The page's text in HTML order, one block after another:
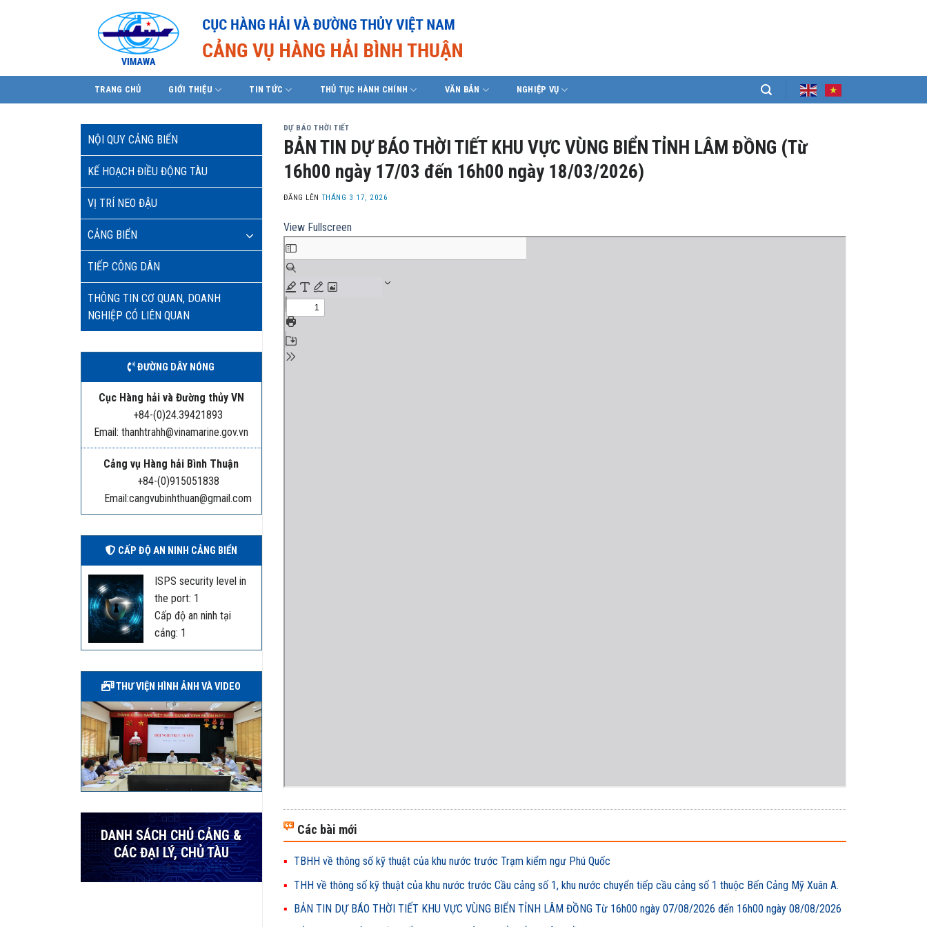
TRANG CHỦ GIỚI THIỆU TIN TỨC THỦ TỤC HÀNH CHÍNH VĂN BẢN NGHIỆP VỤ
NỘI QUY CẢNG BIỂN
KẾ HOẠCH ĐIỀU ĐỘNG TÀU
VỊ TRÍ NEO ĐẬU
CẢNG BIỂN
TIẾP CÔNG DÂN
THÔNG TIN CƠ QUAN, DOANH
NGHIỆP CÓ LIÊN QUAN
ĐƯỜNG DÂY NÓNG
Cục Hàng hải và Đường thủy VN
+84-(0)24.39421893
Email: thanhtrahh@vinamarine.gov.vn
Cảng vụ Hàng hải Bình Thuận
+84-(0)915051838
Email:cangvubinhthuan@gmail.com
CẤP ĐỘ AN NINH CẢNG BIỂN
ISPS security level in
the port: 1
Cấp độ an ninh tại
cảng: 1
THƯ VIỆN HÌNH ẢNH VÀ VIDEO
DANH SÁCH CHỦ CẢNG &
CÁC ĐẠI LÝ, CHỦ TÀU
DỰ BÁO THỜI TIẾT
BẢN TIN DỰ BÁO THỜI TIẾT KHU VỰC VÙNG BIỂN TỈNH LÂM ĐỒNG (Từ
16h00 ngày 17/03 đến 16h00 ngày 18/03/2026)
ĐĂNG LÊN THÁNG 3 17, 2026
View Fullscreen
Các bài mới
TBHH về thông số kỹ thuật của khu nước trước Trạm kiểm ngư Phú Quốc
THH về thông số kỹ thuật của khu nước trước Cầu cảng số 1, khu nước chuyển tiếp cầu cảng số 1 thuộc Bến Cảng Mỹ Xuân A.
BẢN TIN DỰ BÁO THỜI TIẾT KHU VỰC VÙNG BIỂN TỈNH LÂM ĐỒNG Từ 16h00 ngày 07/08/2026 đến 16h00 ngày 08/08/2026